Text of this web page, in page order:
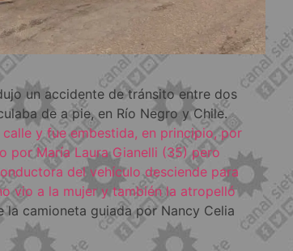
un accidente de tránsito entre dos
de a pie, en Río Negro y Chile.
y fue embestida, en principio, por
por María Laura Gianelli (35) pero
del vehículo desciende para
vio a la mujer y también la atropelló
la camioneta guiada por Nancy Celia